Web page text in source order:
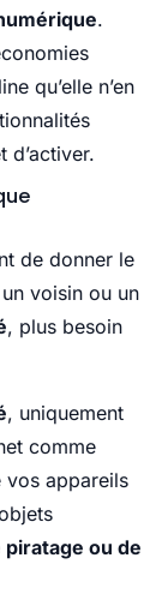
.
qu’elle n’en
d’activer.
de donner le
voisin ou un
, plus besoin
, uniquement
comme
vos appareils
ou de